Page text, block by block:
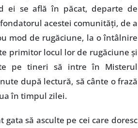
ei se află în păcat, departe de
acestei comunităţi, de a
mod de rugăciune, la o întâlnire
primitor locul lor de rugăciune şi
pe tineri să intre în Misterul
după lectură, să cânte o frază
în timpul zilei.
să asculte pe cei care doresc